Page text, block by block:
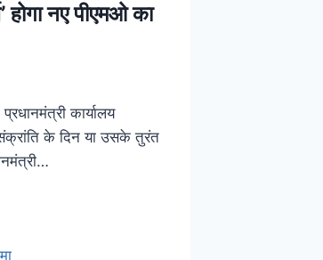
होगा नए पीएमओ का
कार्यालय
संक्रांति के दिन या उसके तुरंत